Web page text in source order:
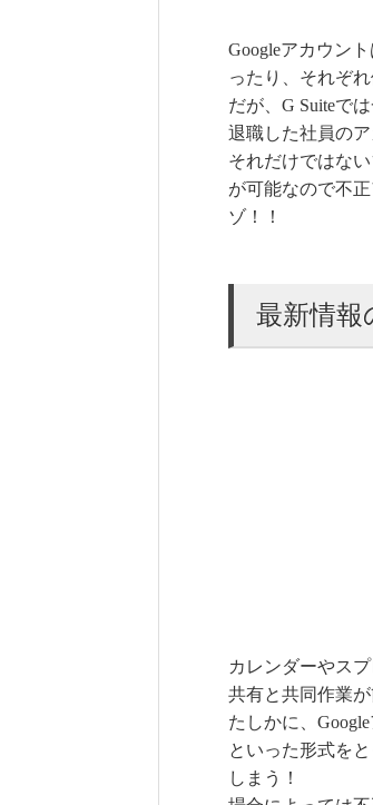
Googleアカウン
ったり、それぞ
だが、G Suiteで
退職した社員の
それだけではな
が可能なので不
ゾ！！
最新情報
カレンダーやス
共有と共同作業
たしかに、
といった形式を
しまう！